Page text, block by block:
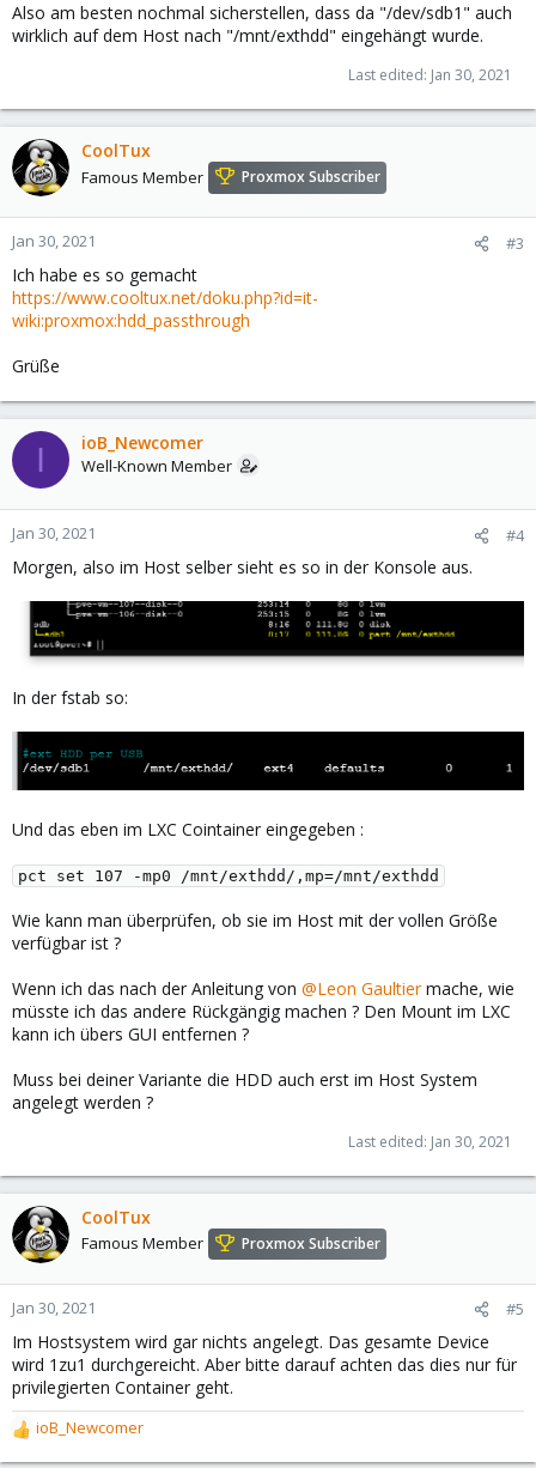
Also am besten nochmal sicherstellen, dass da "/dev/sdb1" auch
wirklich auf dem Host nach "/mnt/exthdd" eingehängt wurde.
Last edited: Jan 30, 2021
CoolTux
Famous Member Proxmox Subscriber
Jan 30, 2021 #3
Ich habe es so gemacht
https://www.cooltux.net/doku.php?id=it-
wiki:proxmox:hdd_passthrough
Grüße
I ioB_Newcomer
Well-Known Member
Jan 30, 2021 #4
Morgen, also im Host selber sieht es so in der Konsole aus.
In der fstab so:
Und das eben im LXC Cointainer eingegeben :
pct set 107 -mp0 /mnt/exthdd/,mp=/mnt/exthdd
Wie kann man überprüfen, ob sie im Host mit der vollen Größe
verfügbar ist ?
Wenn ich das nach der Anleitung von @Leon Gaultiermache, wie
müsste ich das andere Rückgängig machen ? Den Mount im LXC
kann ich übers GUI entfernen ?
Muss bei deiner Variante die HDD auch erst im Host System
angelegt werden ?
Last edited: Jan 30, 2021
CoolTux
Famous Member Proxmox Subscriber
Jan 30, 2021 #5
Im Hostsystem wird gar nichts angelegt. Das gesamte Device
wird 1zu1 durchgereicht. Aber bitte darauf achten das dies nur für
privilegierten Container geht.
R
e
ioB_Newcomer